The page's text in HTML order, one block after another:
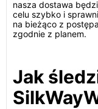
nasza dostawa
celu szybko i
na bieżąco z
zgodnie z planem.
Jak